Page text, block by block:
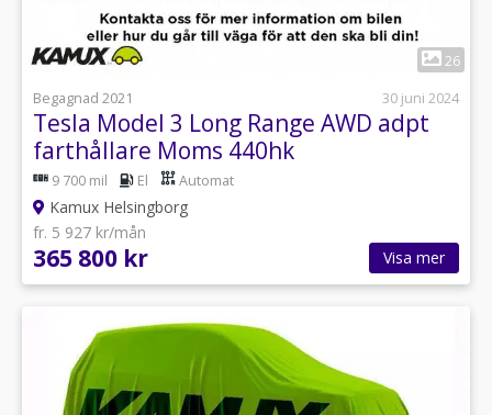
26
Begagnad 2021
30 juni 2024
Tesla Model 3 Long Range AWD adpt
farthållare Moms 440hk
9 700 mil El Automat
Kamux Helsingborg
fr. 5 927 kr/mån
365 800 kr Visa mer